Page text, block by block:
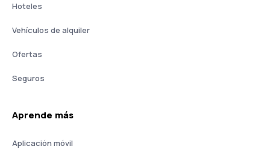
Hoteles
Vehículos de alquiler
Ofertas
Seguros
Aprende más
Aplicación móvil